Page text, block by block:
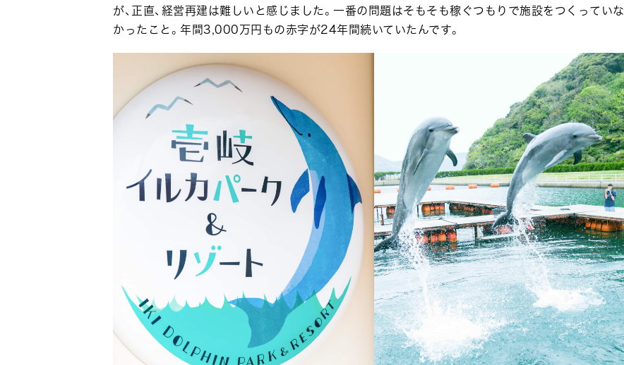
が、正直、経営再建は難しいと感じました。一番の問題はそもそも稼ぐつもりで施設をつくっていな
かったこと。年間3,000万円もの赤字が24年間続いていたんです。